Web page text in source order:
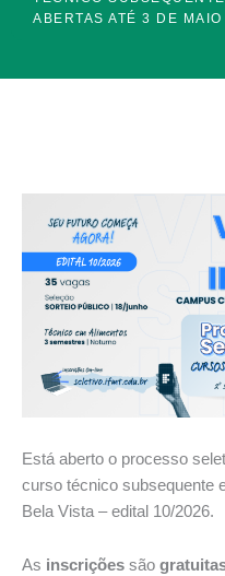
ABERTAS ATÉ 3 DE MAIO
Está aberto o processo
curso técnico subsequente
Bela Vista – edital 10/2026.
As inscrições são